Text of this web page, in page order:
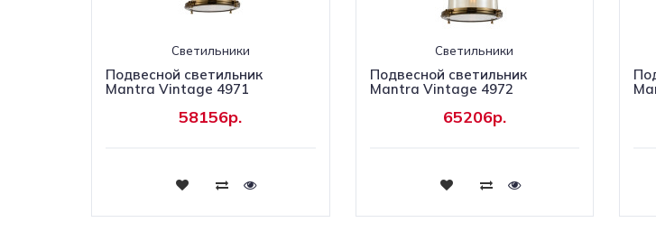
Светильники
Подвесной светильник
Mantra Vintage 4971
58156р.
Купить
Светильники
Подвесной светильник
Mantra Vintage 4972
65206р.
Купить